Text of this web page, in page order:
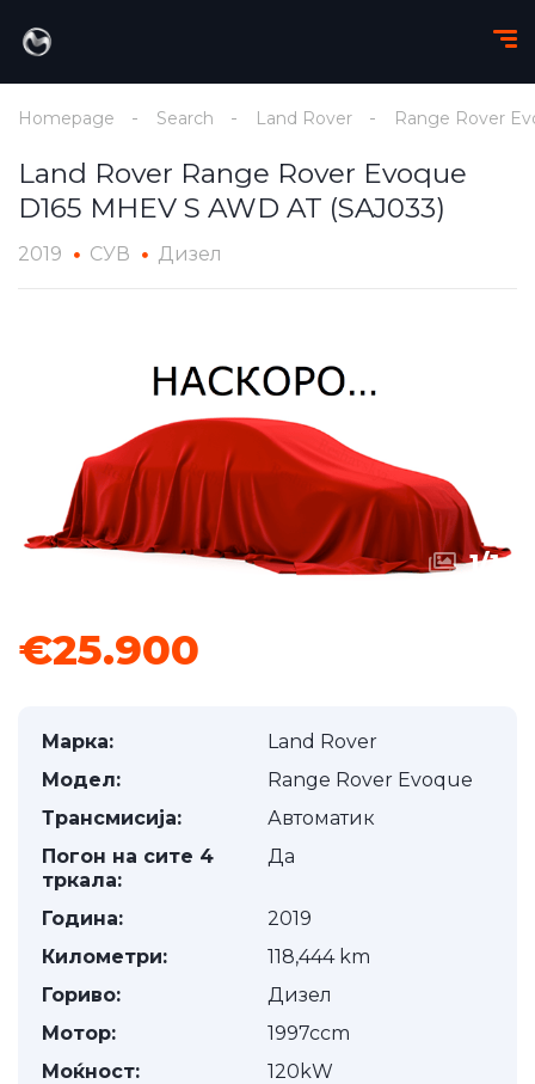
Homepage Search Land Rover Range Rover
Land Rover Range Rover Evoque
D165 MHEV S AWD AT (SAJ033)
2019 СУВ Дизел
1/1
€25.900
Марка:
Land Rover
Модел:
Range Rover Evoque
Трансмисија:
Автоматик
Погон на сите 4
тркала:
Да
Година:
2019
Километри:
118,444 km
Гориво:
Дизел
Мотор:
1997ccm
Моќност:
120kW